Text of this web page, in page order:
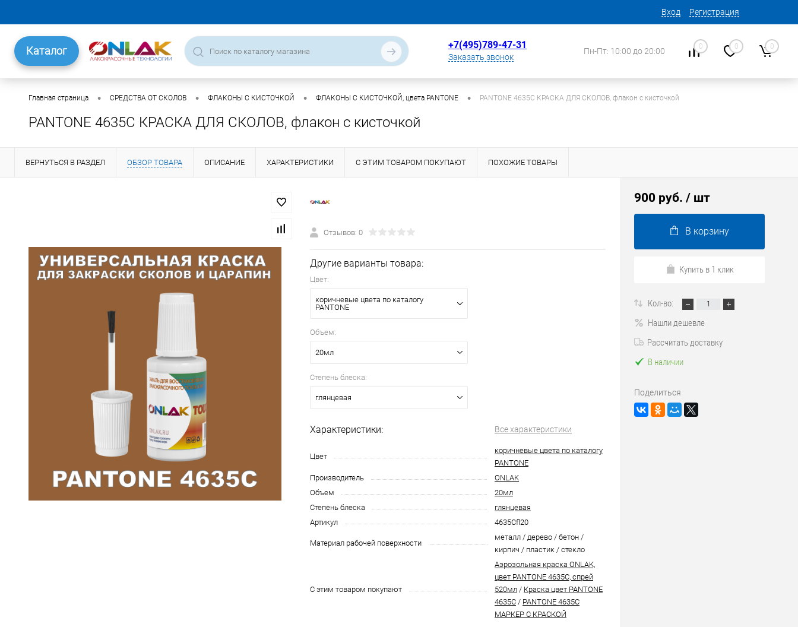
Вход Регистрация
Каталог +7(495)789-47-31
Заказать звонок
Пн-Пт: 10:00 до 20:00 0 0 0
Главная страница • СРЕДСТВА ОТ СКОЛОВ • ФЛАКОНЫ С КИСТОЧКОЙ • ФЛАКОНЫ С КИСТОЧКОЙ, цвета PANTONE • PANTONE 4635C КРАСКА ДЛЯ СКОЛОВ, флакон с кисточкой
PANTONE 4635C КРАСКА ДЛЯ СКОЛОВ, флакон с кисточкой
ВЕРНУТЬСЯ В РАЗДЕЛ ОБЗОР ТОВАРА ОПИСАНИЕ ХАРАКТЕРИСТИКИ С ЭТИМ ТОВАРОМ ПОКУПАЮТ ПОХОЖИЕ ТОВАРЫ
Отзывов: 0
Другие варианты товара:
Цвет:
коричневые цвета по каталогу
PANTONE
Объем:
20мл
Степень блеска:
глянцевая
Характеристики: Все характеристики
Цвет
коричневые цвета по каталогу
PANTONE
Производитель
ONLAK
Объем
20мл
Степень блеска
глянцевая
Артикул
4635Cfl20
Материал рабочей поверхности
металл / дерево / бетон /
кирпич / пластик / стекло
С этим товаром покупают
Аэрозольная краска ONLAK,
цвет PANTONE 4635C, спрей
520мл / Краска цвет PANTONE
4635C / PANTONE 4635C
МАРКЕР С КРАСКОЙ
900 руб. / шт
В корзину
Купить в 1 клик
Кол-во:
Нашли дешевле
Рассчитать доставку
В наличии
Поделиться